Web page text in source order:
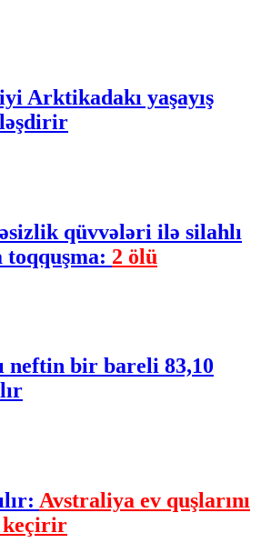
Arktikadakı yaşayış
qüvvələri ilə silahlı
toqquşma: 2 ölü
neftin bir bareli 83,10
Avstraliya ev quşlarını
keçirir